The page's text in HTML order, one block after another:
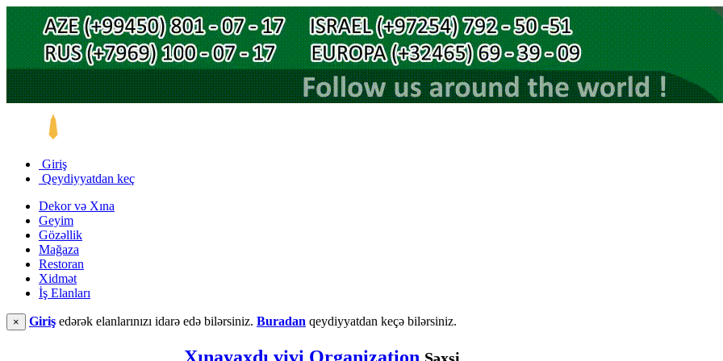
Giriş
Qeydiyyatdan keç
Dekor və Xına
Geyim
Gözəllik
Mağaza
Restoran
Xidmət
İş Elanları
× Giriş edərək elanlarınızı idarə edə bilərsiniz. Buradan qeydiyyatdan keçə bilərsiniz.